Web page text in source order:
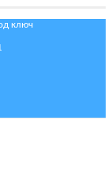
ключ